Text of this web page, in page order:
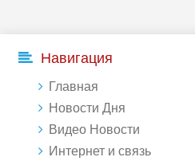
Навигация
Главная
Новости Дня
Видео Новости
Интернет и связь